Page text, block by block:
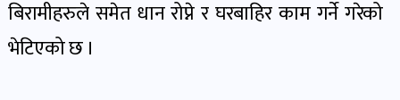
र
कृषक
पोष्ट
बिरामीहरुले समेत धान रोप्ने र घरबाहिर काम गर्ने गरेको
भेटिएको छ ।